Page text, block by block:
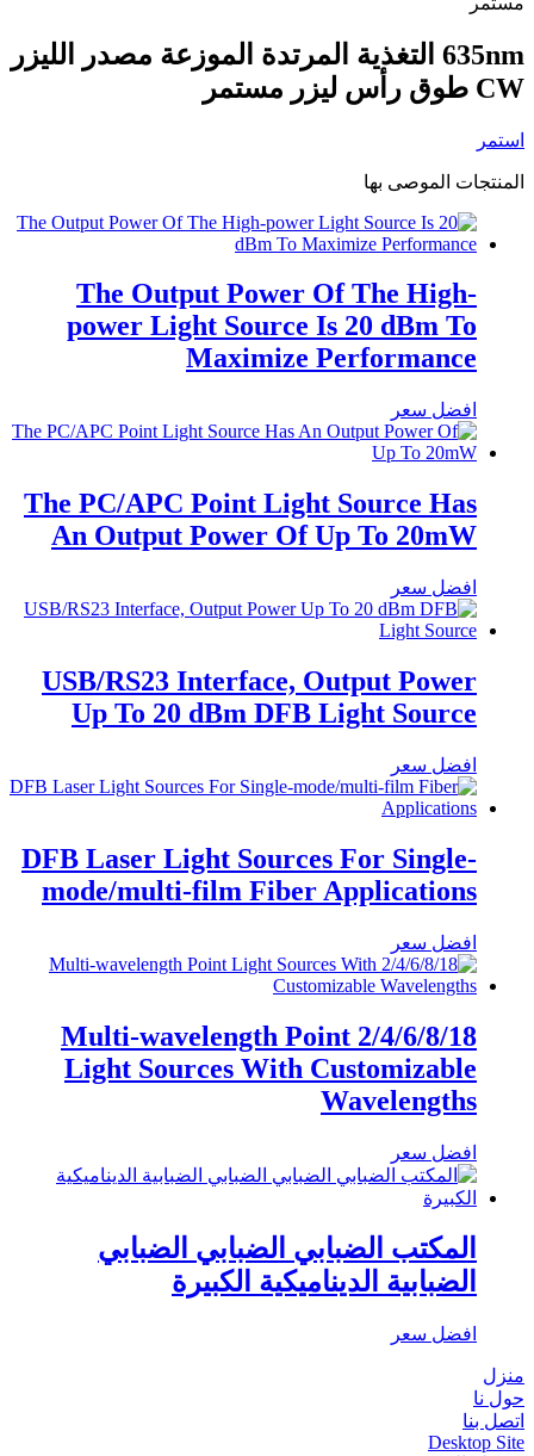
635nm التغذية المرتدة الموزعة مصدر الليزر
CW طوق رأس ليزر مستمر
استمر
المنتجات الموصى بها
The Output Power Of The High-
power Light Source Is 20 dBm To
Maximize Performance
افضل سعر
The PC/APC Point Light Source Has
An Output Power Of Up To 20mW
افضل سعر
USB/RS23 Interface, Output Power
Up To 20 dBm DFB Light Source
افضل سعر
DFB Laser Light Sources For Single-
mode/multi-film Fiber Applications
افضل سعر
2/4/6/8/18 Multi-wavelength Point
Light Sources With Customizable
Wavelengths
افضل سعر
المكتب الضبابي الضبابي الضبابي
الضبابية الديناميكية الكبيرة
افضل سعر
منزل
حول نا
اتصل بنا
Desktop Site